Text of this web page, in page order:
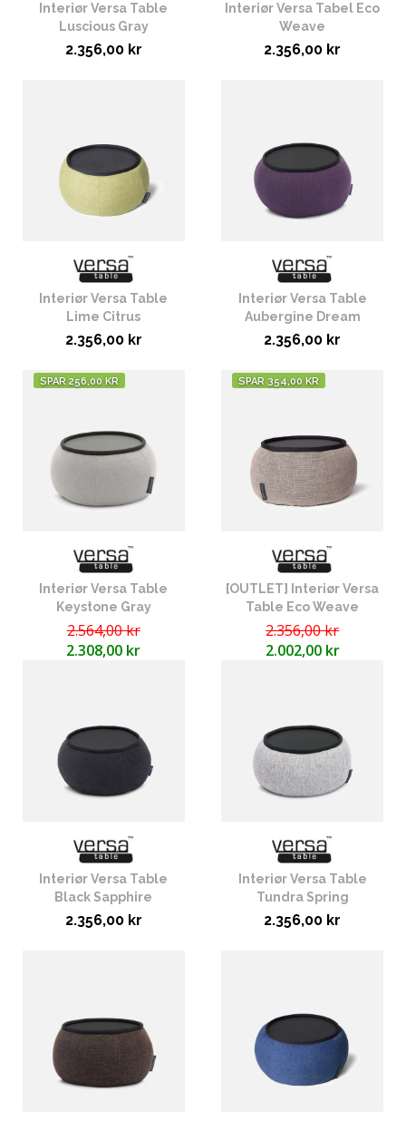
Interiør Versa Table
Luscious Gray
2.356,00 kr
Interiør Versa Tabel Eco
Weave
2.356,00 kr
Interiør Versa Table
Lime Citrus
2.356,00 kr
Interiør Versa Table
Aubergine Dream
2.356,00 kr
SPAR 256,00 KR
Interiør Versa Table
Keystone Gray
2.564,00 kr
2.308,00 kr
SPAR 354,00 KR
[OUTLET] Interiør Versa
Table Eco Weave
2.356,00 kr
2.002,00 kr
Interiør Versa Table
Black Sapphire
2.356,00 kr
Interiør Versa Table
Tundra Spring
2.356,00 kr